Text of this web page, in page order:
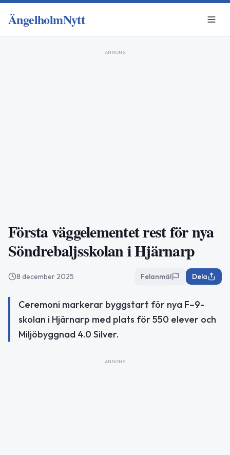
ÄngelholmNytt
ANNONS
Första väggelementet rest för nya
Söndrebaljsskolan i Hjärnarp
8 december 2025 Felanmäl Dela
Ceremoni markerar byggstart för nya F–9-
skolan i Hjärnarp med plats för 550 elever och
Miljöbyggnad 4.0 Silver.
ANNONS